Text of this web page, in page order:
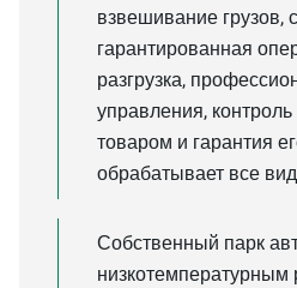
взвешивание грузов,
гарантированная
разгрузка,
управления,
товаром и гарантия
обрабатывает все
Собственный парк